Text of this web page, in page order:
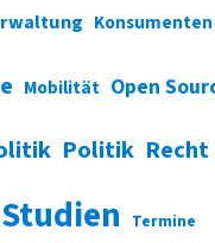
Konsumenten
Mobilität Open
Politik Recht
Studien Termine